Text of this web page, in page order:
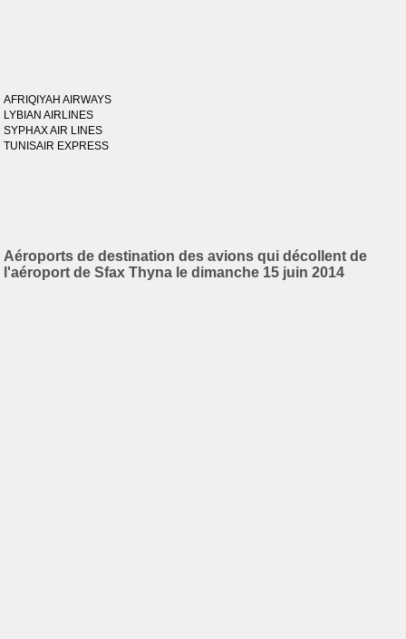
AFRIQIYAH AIRWAYS
LYBIAN AIRLINES
SYPHAX AIR LINES
TUNISAIR EXPRESS
Aéroports de destination des avions qui décollent de
l'aéroport de Sfax Thyna le dimanche 15 juin 2014